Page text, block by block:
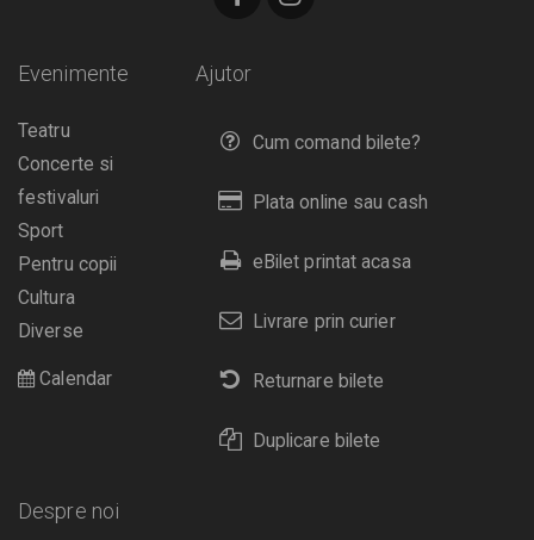
Ajutor
Cum comand bilete?
Plata online sau cash
eBilet printat acasa
Livrare prin curier
Returnare bilete
Duplicare bilete
Evenimente
Teatru
Concerte si
festivaluri
Sport
Pentru copii
Cultura
Diverse
Calendar
Despre noi